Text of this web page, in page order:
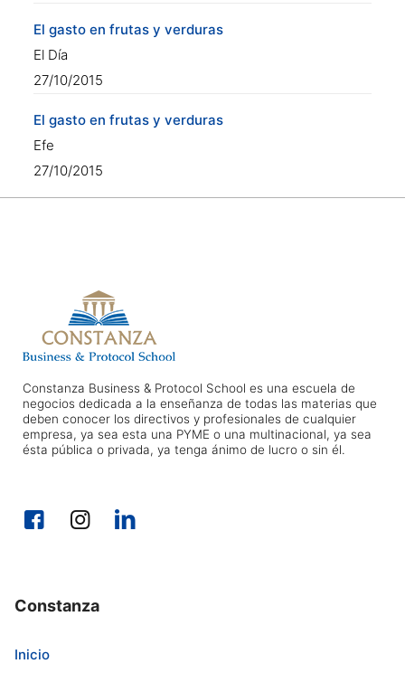
El gasto en frutas y verduras
El Día
27/10/2015
El gasto en frutas y verduras
Efe
27/10/2015
Constanza Business & Protocol School es una escuela de
negocios dedicada a la enseñanza de todas las materias que
deben conocer los directivos y profesionales de cualquier
empresa, ya sea esta una PYME o una multinacional, ya sea
ésta pública o privada, ya tenga ánimo de lucro o sin él.
Constanza
Inicio